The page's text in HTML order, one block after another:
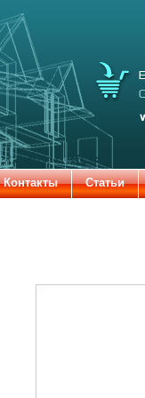
Контакты Статьи
почта: